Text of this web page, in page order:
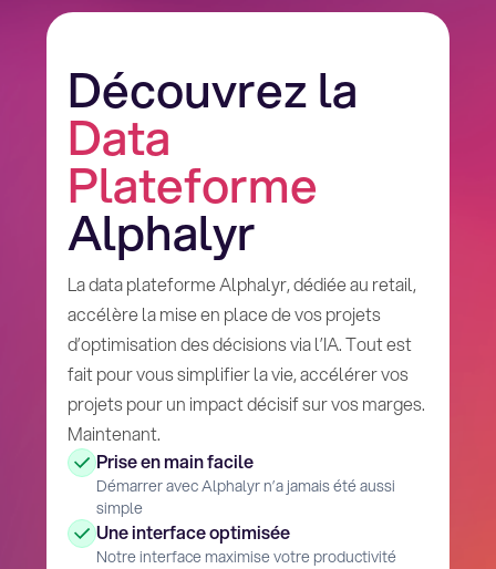
Découvrez la
Data
Plateforme
Alphalyr
La data plateforme Alphalyr, dédiée au retail,
accélère la mise en place de vos projets
d’optimisation des décisions via l’IA. Tout est
fait pour vous simplifier la vie, accélérer vos
projets pour un impact décisif sur vos marges.
Maintenant.
Prise en main facile
Démarrer avec Alphalyr n’a jamais été aussi
simple
Une interface optimisée
Notre interface maximise votre productivité